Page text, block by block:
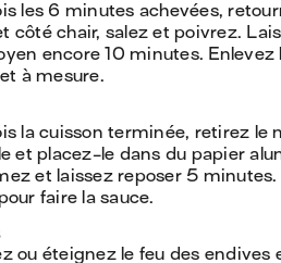
les 6 minutes achevées,
côté chair, salez et poivrez.
encore 10 minutes. Enlevez
à mesure.
la cuisson terminée, retirez le
et placez-le dans du papier
et laissez reposer 5 minutes.
faire la sauce.
ou éteignez le feu des endives